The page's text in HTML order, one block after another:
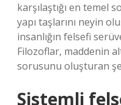
karşılaştığı en temel
yapı taşlarını neyin
insanlığın felsefi
Filozoflar, maddenin
sorusunu oluşturan
Sistemli